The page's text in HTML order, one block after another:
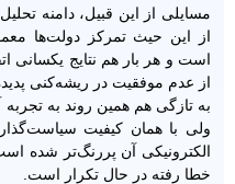
مسایلی از این قبیل، دامنه
از این حیث تمرکز دولت‌ها
است و هر بار هم نتایج یکسانی
از عدم موفقیت در ریشه‌کنی
به تازگی هم همین روند به تجربه
ولی با همان کیفیت
الکترونیکی آن پررنگ‌تر شده
خطا رفته در حال تکرار است.